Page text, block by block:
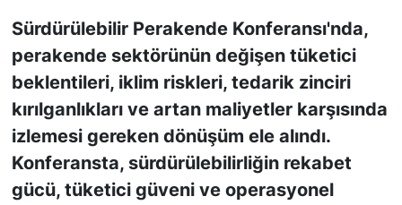
Sürdürülebilir Perakende Konferansı'nda,
perakende sektörünün değişen tüketici
beklentileri, iklim riskleri, tedarik zinciri
kırılganlıkları ve artan maliyetler karşısında
izlemesi gereken dönüşüm ele alındı.
Konferansta, sürdürülebilirliğin rekabet
gücü, tüketici güveni ve operasyonel
KONGRE TAKVİMİ
RÖPORTAJLAR
BİYOGRAFİLER